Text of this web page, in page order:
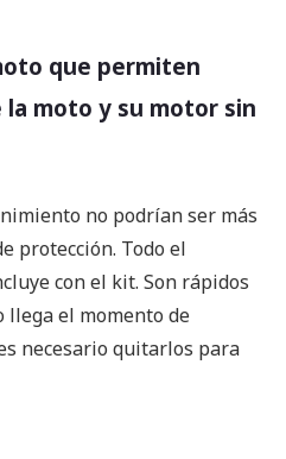
que permiten
moto y su motor sin
no podrían ser más
protección. Todo el
con el kit. Son rápidos
llega el momento de
necesario quitarlos para